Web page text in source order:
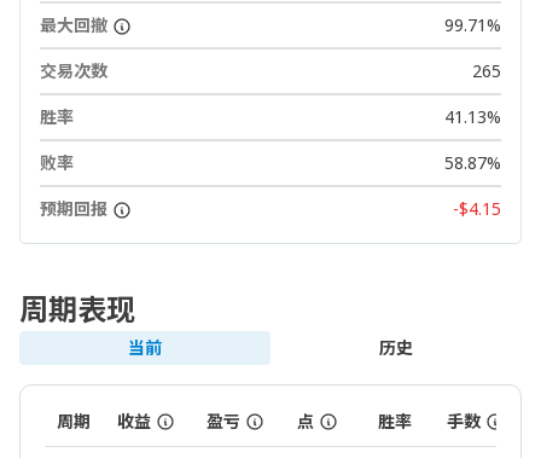
最大回撤
99.71%
交易次数
265
胜率
41.13%
败率
58.87%
预期回报
-$4.15
周期表现
当前 历史
周期 收益 盈亏 点 胜率 手数